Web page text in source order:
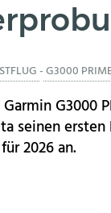
-G3000
G3000
seinen
2026 an.